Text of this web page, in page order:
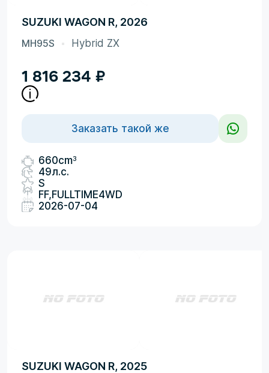
SUZUKI WAGON R, 2026
MH95S Hybrid ZX
1 816 234 ₽
Заказать такой же
660cm3
49л.с.
S
FF,FULLTIME4WD
2026-07-04
SUZUKI WAGON R, 2025